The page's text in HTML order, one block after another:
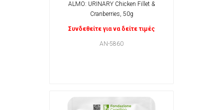
ALMO: URINARY Chicken Fillet &
Cranberries, 50g
Συνδεθείτε για να δείτε τιμές
AN-5860